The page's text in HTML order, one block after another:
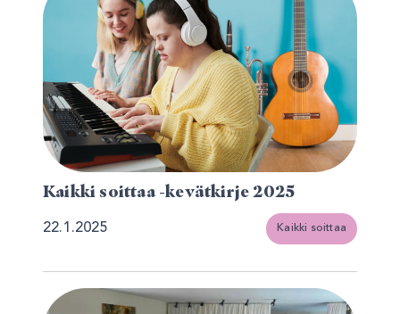
Kaikki soittaa -kevätkirje 2025
22.1.2025 Kaikki soittaa